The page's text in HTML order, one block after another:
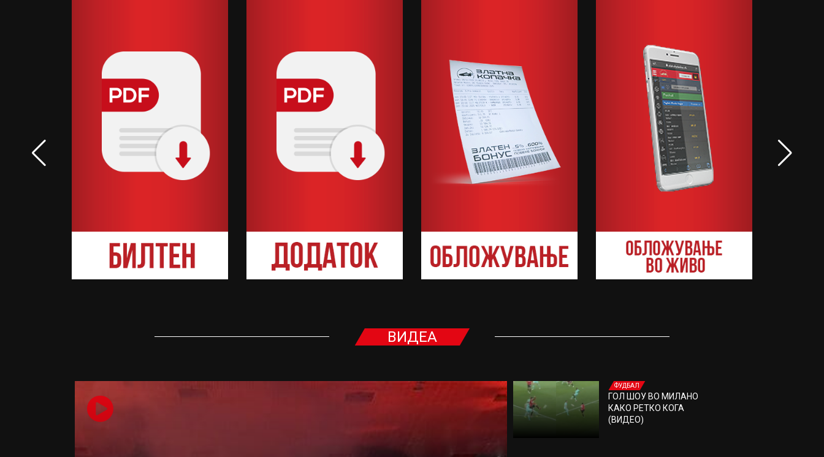
ВИДЕА
ГОЛ ШОУ ВО МИЛАНО КАКО РЕТКО КОГА (ВИДЕО)
ФУДБАЛ
ГОЛ ШОУ ВО МИЛАНО
КАКО РЕТКО КОГА
(ВИДЕО)